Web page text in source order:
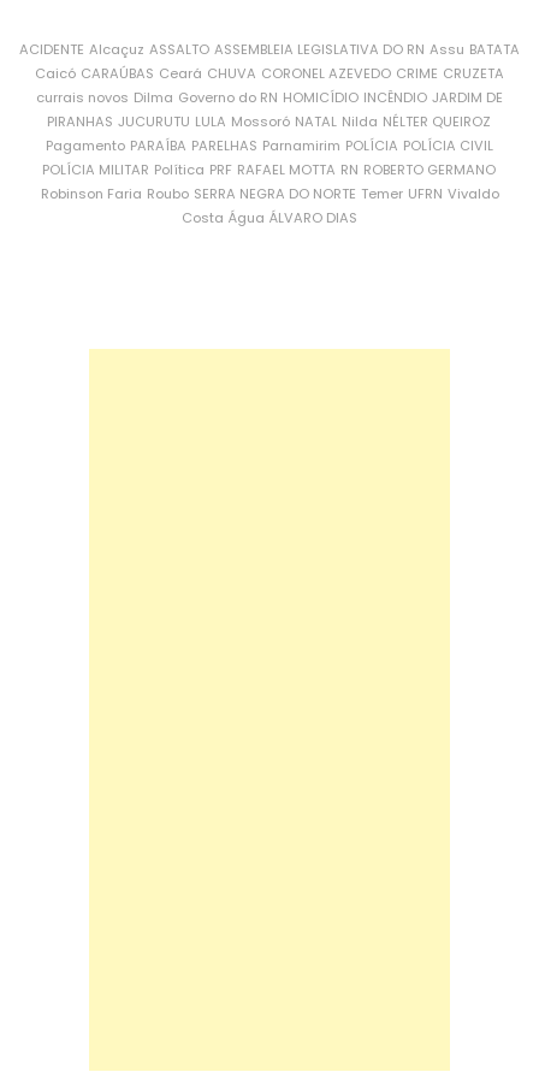
ACIDENTE Alcaçuz ASSALTO ASSEMBLEIA LEGISLATIVA DO RN Assu BATATA
Caicó CARAÚBAS Ceará CHUVA CORONEL AZEVEDO CRIME CRUZETA
currais novos Dilma Governo do RN HOMICÍDIO INCÊNDIO JARDIM DE
PIRANHAS JUCURUTU LULA Mossoró NATAL Nilda NÉLTER QUEIROZ
Pagamento PARAÍBA PARELHAS Parnamirim POLÍCIA POLÍCIA CIVIL
POLÍCIA MILITAR Política PRF RAFAEL MOTTA RN ROBERTO GERMANO
Robinson Faria Roubo SERRA NEGRA DO NORTE Temer UFRN Vivaldo
Costa Água ÁLVARO DIAS